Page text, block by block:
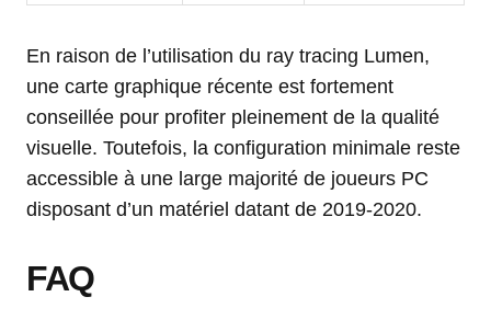
En raison de l’utilisation du ray tracing Lumen,
une carte graphique récente est fortement
conseillée pour profiter pleinement de la qualité
visuelle. Toutefois, la configuration minimale reste
accessible à une large majorité de joueurs PC
disposant d’un matériel datant de 2019-2020.
FAQ